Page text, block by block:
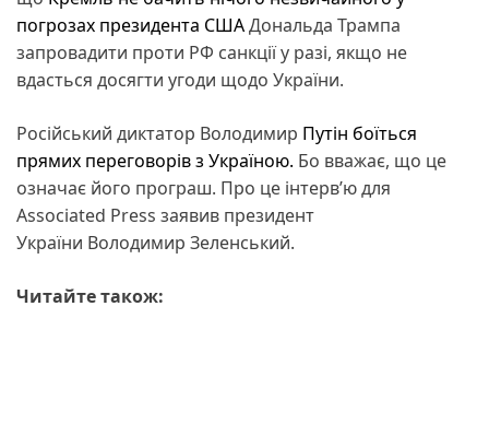
погрозах президента СШАДональда Трампа
запровадити проти РФ санкції у разі, якщо не
вдасться досягти угоди щодо України.
Російський диктатор Володимир Путін боїться
прямих переговорів з Україною. Бо вважає, що це
означає його програш. Про це інтерв’ю для
Associated Press заявив президент
України Володимир Зеленський.
Читайте також: